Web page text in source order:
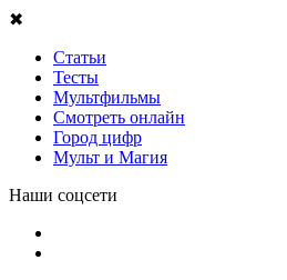
✖
Статьи
Тесты
Мультфильмы
Смотреть онлайн
Город цифр
Мульт и Магия
Наши соцсети